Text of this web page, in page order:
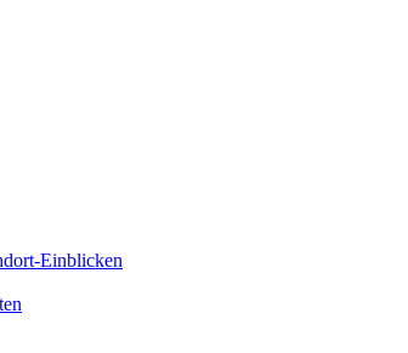
Einblicken